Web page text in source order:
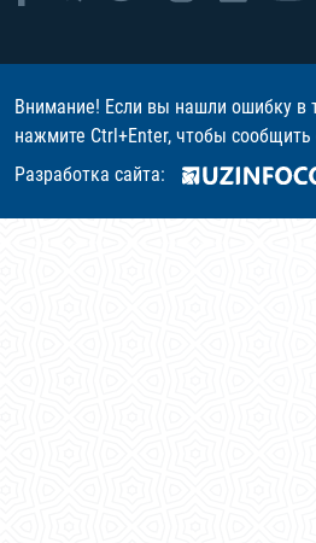
Внимание! Если вы нашли ошибку в
нажмите Ctrl+Enter, чтобы
Разработка сайта: